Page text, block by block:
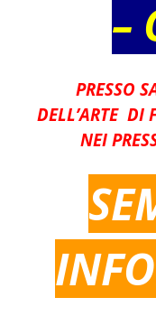
–
PRESSO
DELL’ARTE DI
NEI